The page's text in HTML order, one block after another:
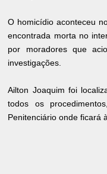
O homicídio aconteceu
encontrada morta no
por moradores que
investigações.
Ailton Joaquim foi
todos os
Penitenciário onde ficará